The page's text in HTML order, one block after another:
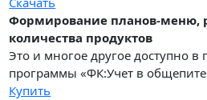
Формирование планов-меню,
количества продуктов
Это и многое другое доступно в
программы «ФК:Учет в
Купить